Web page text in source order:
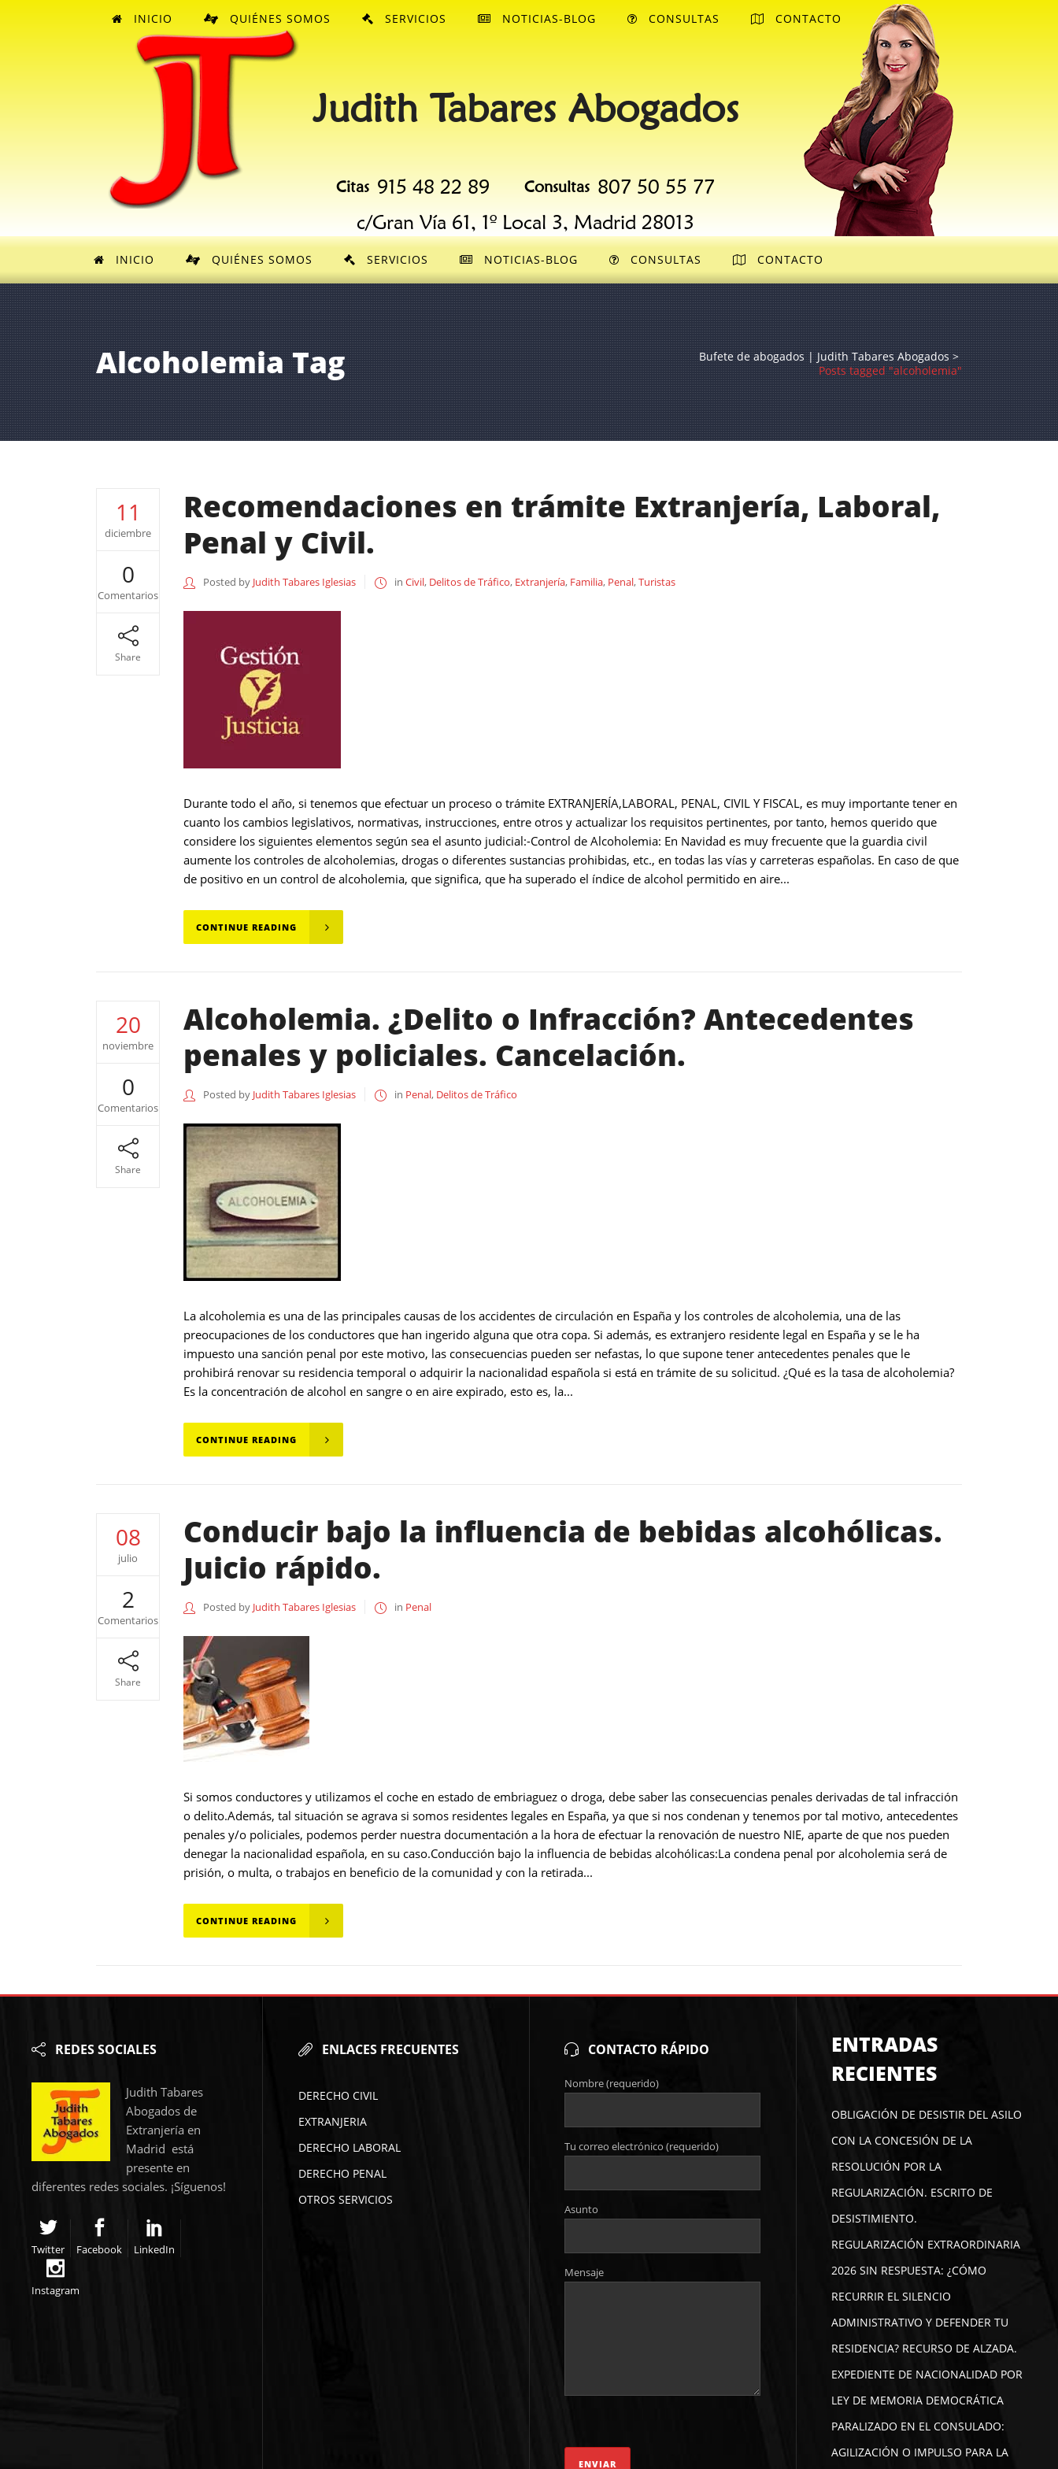
Judith Tabares Abogados
Citas 915 48 22 89 Consultas 807 50 55 77
c/Gran Vía 61, 1º Local 3, Madrid 28013
INICIO QUIÉNES SOMOS SERVICIOS NOTICIAS-BLOG CONSULTAS CONTACTO
INICIO QUIÉNES SOMOS SERVICIOS NOTICIAS-BLOG CONSULTAS CONTACTO
Alcoholemia Tag Bufete de abogados | Judith Tabares Abogados>
Posts tagged "alcoholemia"
11
diciembre
0
Comentarios
Share
Recomendaciones en trámite Extranjería, Laboral,
Penal y Civil.
Posted by Judith Tabares Iglesias in Civil, Delitos de Tráfico, Extranjería, Familia, Penal,Turistas
Durante todo el año, si tenemos que efectuar un proceso o trámite EXTRANJERÍA,LABORAL, PENAL, CIVIL Y FISCAL, es muy importante tener en
cuanto los cambios legislativos, normativas, instrucciones, entre otros y actualizar los requisitos pertinentes, por tanto, hemos querido que
considere los siguientes elementos según sea el asunto judicial:-Control de Alcoholemia: En Navidad es muy frecuente que la guardia civil
aumente los controles de alcoholemias, drogas o diferentes sustancias prohibidas, etc., en todas las vías y carreteras españolas. En caso de que
de positivo en un control de alcoholemia, que significa, que ha superado el índice de alcohol permitido en aire...
CONTINUE READING
20
noviembre
0
Comentarios
Share
Alcoholemia. ¿Delito o Infracción? Antecedentes
penales y policiales. Cancelación.
Posted by Judith Tabares Iglesias in Penal, Delitos de Tráfico
La alcoholemia es una de las principales causas de los accidentes de circulación en España y los controles de alcoholemia, una de las
preocupaciones de los conductores que han ingerido alguna que otra copa. Si además, es extranjero residente legal en España y se le ha
impuesto una sanción penal por este motivo, las consecuencias pueden ser nefastas, lo que supone tener antecedentes penales que le
prohibirá renovar su residencia temporal o adquirir la nacionalidad española si está en trámite de su solicitud. ¿Qué es la tasa de alcoholemia?
Es la concentración de alcohol en sangre o en aire expirado, esto es, la...
CONTINUE READING
08
julio
2
Comentarios
Share
Conducir bajo la influencia de bebidas alcohólicas.
Juicio rápido.
Posted by Judith Tabares Iglesias in Penal
Si somos conductores y utilizamos el coche en estado de embriaguez o droga, debe saber las consecuencias penales derivadas de tal infracción
o delito.Además, tal situación se agrava si somos residentes legales en España, ya que si nos condenan y tenemos por tal motivo, antecedentes
penales y/o policiales, podemos perder nuestra documentación a la hora de efectuar la renovación de nuestro NIE, aparte de que nos pueden
denegar la nacionalidad española, en su caso.Conducción bajo la influencia de bebidas alcohólicas:La condena penal por alcoholemia será de
prisión, o multa, o trabajos en beneficio de la comunidad y con la retirada...
CONTINUE READING
REDES SOCIALES
Judith Tabares
Abogados de
Extranjería en
Madrid está
presente en
diferentes redes sociales. ¡Síguenos!
Twitter Facebook LinkedIn
Instagram
ENLACES FRECUENTES
DERECHO CIVIL
EXTRANJERIA
DERECHO LABORAL
DERECHO PENAL
OTROS SERVICIOS
CONTACTO RÁPIDO
Nombre (requerido)
Tu correo electrónico (requerido)
Asunto
Mensaje
ENTRADAS
RECIENTES
OBLIGACIÓN DE DESISTIR DEL ASILO
CON LA CONCESIÓN DE LA
RESOLUCIÓN POR LA
REGULARIZACIÓN. ESCRITO DE
DESISTIMIENTO.
REGULARIZACIÓN EXTRAORDINARIA
2026 SIN RESPUESTA: ¿CÓMO
RECURRIR EL SILENCIO
ADMINISTRATIVO Y DEFENDER TU
RESIDENCIA? RECURSO DE ALZADA.
EXPEDIENTE DE NACIONALIDAD POR
LEY DE MEMORIA DEMOCRÁTICA
PARALIZADO EN EL CONSULADO:
AGILIZACIÓN O IMPULSO PARA LA